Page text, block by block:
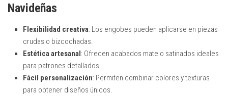
Navideñas
Flexibilidad creativa: Los engobes pueden aplicarse en piezas
crudas o bizcochadas.
Estética artesanal: Ofrecen acabados mate o satinados ideales
para patrones detallados.
Fácil personalización: Permiten combinar colores y texturas
para obtener diseños únicos.